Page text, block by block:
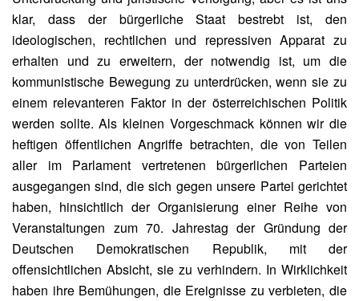
klar, dass der bürgerliche Staat bestrebt ist, den
ideologischen, rechtlichen und repressiven Apparat zu
erhalten und zu erweitern, der notwendig ist, um die
kommunistische Bewegung zu unterdrücken, wenn sie zu
einem relevanteren Faktor in der österreichischen Politik
werden sollte. Als kleinen Vorgeschmack können wir die
heftigen öffentlichen Angriffe betrachten, die von Teilen
aller im Parlament vertretenen bürgerlichen Parteien
ausgegangen sind, die sich gegen unsere Partei gerichtet
haben, hinsichtlich der Organisierung einer Reihe von
Veranstaltungen zum 70. Jahrestag der Gründung der
Deutschen Demokratischen Republik, mit der
offensichtlichen Absicht, sie zu verhindern. In Wirklichkeit
haben ihre Bemühungen, die Ereignisse zu verbieten, die